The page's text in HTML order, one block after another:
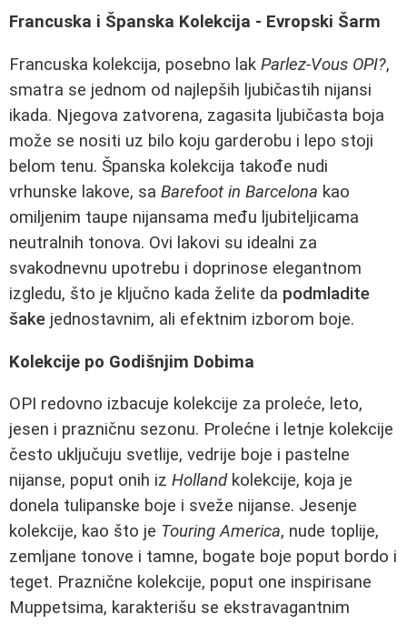
Francuska i Španska Kolekcija - Evropski Šarm
Francuska kolekcija, posebno lak Parlez-Vous OPI?,
smatra se jednom od najlepših ljubičastih nijansi
ikada. Njegova zatvorena, zagasita ljubičasta boja
može se nositi uz bilo koju garderobu i lepo stoji
belom tenu. Španska kolekcija takođe nudi
vrhunske lakove, sa Barefoot in Barcelona kao
omiljenim taupe nijansama među ljubiteljicama
neutralnih tonova. Ovi lakovi su idealni za
svakodnevnu upotrebu i doprinose elegantnom
izgledu, što je ključno kada želite da podmladite
šake jednostavnim, ali efektnim izborom boje.
Kolekcije po Godišnjim Dobima
OPI redovno izbacuje kolekcije za proleće, leto,
jesen i prazničnu sezonu. Prolećne i letnje kolekcije
često uključuju svetlije, vedrije boje i pastelne
nijanse, poput onih iz Hollandkolekcije, koja je
donela tulipanske boje i sveže nijanse. Jesenje
kolekcije, kao što je Touring America, nude toplije,
zemljane tonove i tamne, bogate boje poput bordo i
teget. Praznične kolekcije, poput one inspirisane
Muppetsima, karakterišu se ekstravagantnim